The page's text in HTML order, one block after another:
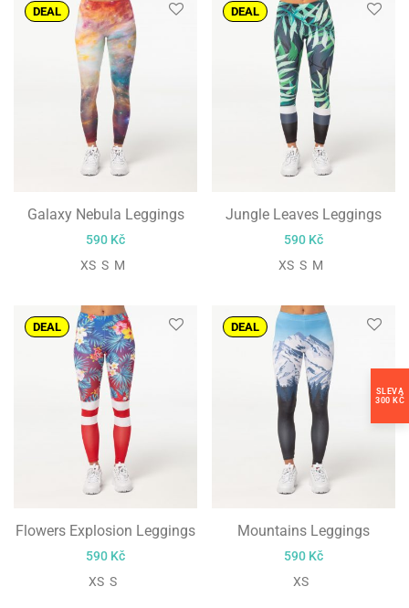
DEAL
Galaxy Nebula Leggings
590 Kč
XS S M
DEAL
Jungle Leaves Leggings
590 Kč
XS S M
DEAL
Flowers Explosion Leggings
590 Kč
XS S
DEAL
Mountains Leggings
590 Kč
XS
SLEVA
300 KČ